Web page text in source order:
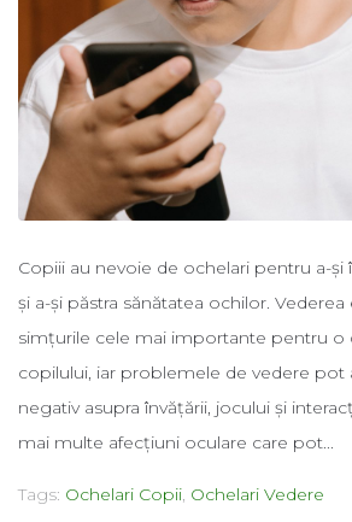
Copiii au nevoie de ochelari pentru a-
și a-și păstra sănătatea ochilor.
simțurile cele mai importante pentru o
copilului, iar problemele de vedere pot
negativ asupra învățării, jocului și
mai multe afecțiuni oculare care pot...
Tags: Ochelari Copii, Ochelari Vedere